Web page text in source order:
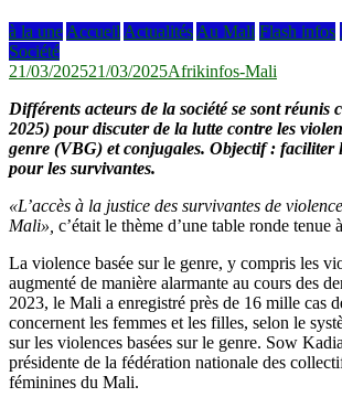
à la une Accueil Actualités Au Mali Flash infos
Société
21/03/202521/03/2025Afrikinfos-Mali
Différents acteurs de la société se sont réunis
2025) pour discuter de la lutte contre les
genre (VBG) et conjugales. Objectif : faciliter
pour les survivantes.
«L’accès à la justice des survivantes de
Mali», c’était le thème d’une table ronde tenue
La violence basée sur le genre, y compris les
augmenté de manière alarmante au cours des
2023, le Mali a enregistré près de 16 mille cas
concernent les femmes et les filles, selon le
sur les violences basées sur le genre. Sow
présidente de la fédération nationale des
féminines du Mali.